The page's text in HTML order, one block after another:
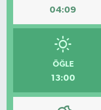
04:09
ÖĞLE
13:00